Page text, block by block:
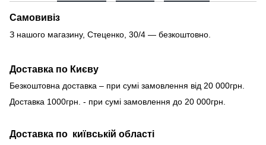
Самовивіз
З нашого магазину, Стеценко, 30/4 — безкоштовно.
Доставка по Києву
Безкоштовна доставка – при сумі замовлення від 20 000грн.
Доставка 1000грн. - при сумі замовлення до 20 000грн.
Доставка по київській області